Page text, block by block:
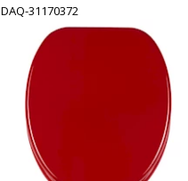
DAQ-31170372